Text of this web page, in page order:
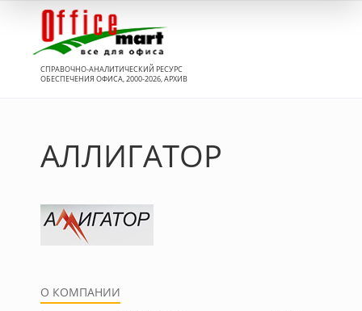
СПРАВОЧНО-АНАЛИТИЧЕСКИЙ РЕСУРС
ОБЕСПЕЧЕНИЯ ОФИСА, 2000-2026, АРХИВ
АЛЛИГАТОР
О КОМПАНИИ